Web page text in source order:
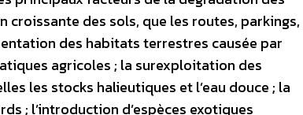
des sols, que les routes, parkings,
des habitats terrestres causée par
agricoles ; la surexploitation des
les stocks halieutiques et l’eau douce ; la
; l’introduction d’espèces exotiques